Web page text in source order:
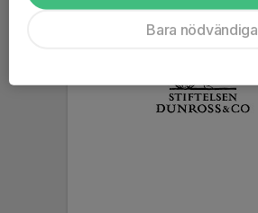
Bara nödvändiga